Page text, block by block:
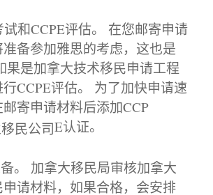
和CCPE评估。 在您邮寄申请
备参加雅思的考虑，这也是
果是加拿大技术移民申请工程
CCPE评估。 为了加快申请速
寄申请材料后添加CCP
E认证。
加拿大移民局审核加拿大
请材料，如果合格，会安排